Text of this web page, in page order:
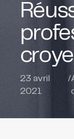
23 avril
2021
/